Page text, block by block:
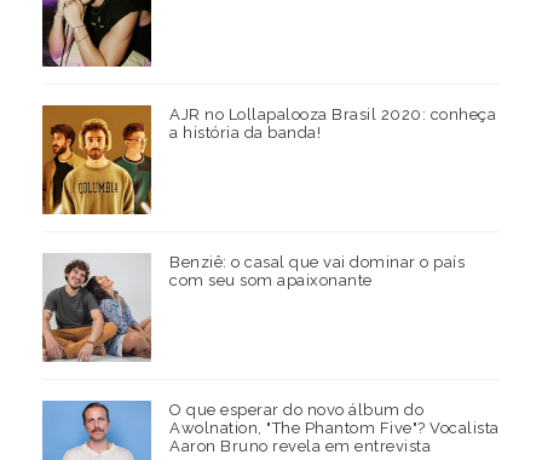
AJR no Lollapalooza Brasil 2020: conheça
a história da banda!
Benziê: o casal que vai dominar o país
com seu som apaixonante
O que esperar do novo álbum do
Awolnation, "The Phantom Five"? Vocalista
Aaron Bruno revela em entrevista